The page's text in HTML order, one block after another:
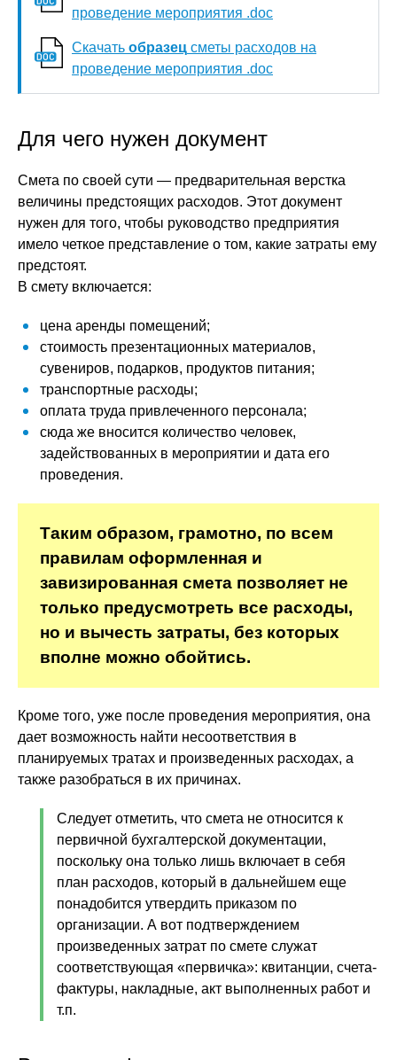
проведение мероприятия .doc
Скачать образец сметы расходов на
проведение мероприятия .doc
Для чего нужен документ
Смета по своей сути — предварительная верстка
величины предстоящих расходов. Этот документ
нужен для того, чтобы руководство предприятия
имело четкое представление о том, какие затраты ему
предстоят.
В смету включается:
цена аренды помещений;
стоимость презентационных материалов,
сувениров, подарков, продуктов питания;
транспортные расходы;
оплата труда привлеченного персонала;
сюда же вносится количество человек,
задействованных в мероприятии и дата его
проведения.
Таким образом, грамотно, по всем
правилам оформленная и
завизированная смета позволяет не
только предусмотреть все расходы,
но и вычесть затраты, без которых
вполне можно обойтись.
Кроме того, уже после проведения мероприятия, она
дает возможность найти несоответствия в
планируемых тратах и произведенных расходах, а
также разобраться в их причинах.
Следует отметить, что смета не относится к
первичной бухгалтерской документации,
поскольку она только лишь включает в себя
план расходов, который в дальнейшем еще
понадобится утвердить приказом по
организации. А вот подтверждением
произведенных затрат по смете служат
соответствующая «первичка»: квитанции, счета-
фактуры, накладные, акт выполненных работ и
т.п.